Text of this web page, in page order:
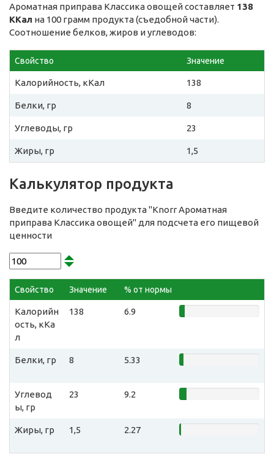
Ароматная приправа Классика овощей составляет 138
ККал на 100 грамм продукта (съедобной части).
Соотношение белков, жиров и углеводов:
Свойство Значение
Калорийность, кКал 138
Белки, гр 8
Углеводы, гр 23
Жиры, гр 1,5
Калькулятор продукта
Введите количество продукта "Knorr Ароматная
приправа Классика овощей" для подсчета его пищевой
ценности
Свойство Значение % от нормы
Калорийн
ость, кКа
л
138 6.9
Белки, гр 8 5.33
Углевод
ы, гр
23 9.2
Жиры, гр 1,5 2.27